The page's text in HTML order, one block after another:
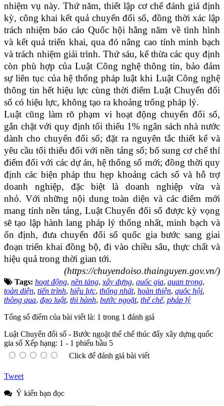
nhiệm vụ này. Thứ năm, thiết lập cơ chế đánh giá định
kỳ, công khai kết quả chuyển đổi số, đồng thời xác lập
trách nhiệm báo cáo Quốc hội hằng năm về tình hình
và kết quả triển khai, qua đó nâng cao tính minh bạch
và trách nhiệm giải trình. Thứ sáu, kế thừa các quy định
còn phù hợp của Luật Công nghệ thông tin, bảo đảm
sự liên tục của hệ thống pháp luật khi Luật Công nghệ
thông tin hết hiệu lực cùng thời điểm Luật Chuyển đổi
số có hiệu lực, không tạo ra khoảng trống pháp lý.
Luật cũng làm rõ phạm vi hoạt động chuyển đổi số,
gắn chặt với quy định tối thiểu 1% ngân sách nhà nước
dành cho chuyển đổi số; đặt ra nguyên tắc thiết kế và
yêu cầu tối thiểu đối với nền tảng số; bổ sung cơ chế thí
điểm đối với các dự án, hệ thống số mới; đồng thời quy
định các biện pháp thu hẹp khoảng cách số và hỗ trợ
doanh nghiệp, đặc biệt là doanh nghiệp vừa và
nhỏ. Với những nội dung toàn diện và các điểm mới
mang tính nền tảng, Luật Chuyển đổi số được kỳ vọng
sẽ tạo lập hành lang pháp lý thống nhất, minh bạch và
ổn định, đưa chuyển đổi số quốc gia bước sang giai
đoạn triển khai đồng bộ, đi vào chiều sâu, thực chất và
hiệu quả trong thời gian tới.
(https://chuyendoiso.thainguyen.gov.vn/)
Tags: hoạt động, nền tảng,xây dựng, quốc gia, quan trọng,
toàn diện, tiến trình, hiệu lực, thống nhất, hoàn thiện, quốc hội,
thông qua, đạo luật, thi hành, bước ngoặt, thể chế, pháp lý
Tổng số điểm của bài viết là: 1 trong 1 đánh giá
Luật Chuyển đổi số - Bước ngoặt thể chế thúc đẩy xây dựng quốc
gia số Xếp hạng: 1 - 1 phiếu bầu 5
Click để đánh giá bài viết
Tweet
Ý kiến bạn đọc